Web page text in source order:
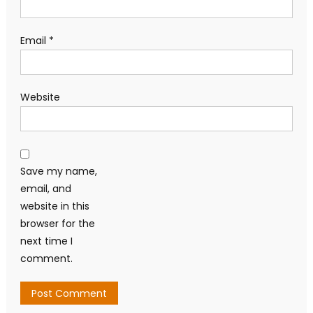
Email *
Website
Save my name,
email, and
website in this
browser for the
next time I
comment.